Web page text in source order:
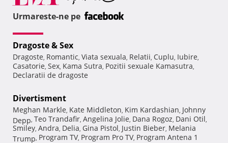
Urmareste-ne pe
Dragoste & Sex
Dragoste, Romantic, Viata sexuala, Relatii, Cuplu, Iubire,
Casatorie, Sex, Kama Sutra, Pozitii sexuale Kamasutra,
Declaratii de dragoste
Divertisment
Meghan Markle, Kate Middleton, Kim Kardashian, Johnny
Depp, Teo Trandafir, Angelina Jolie, Dana Rogoz, Dani Otil,
Smiley, Andra, Delia, Gina Pistol, Justin Bieber, Melania
Trump, Program TV, Program Pro TV, Program Antena 1